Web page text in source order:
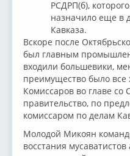
РСДРП(б),
назначило еще в
Кавказа.
Вскоре после
был главным
входили большевики,
преимущество было все
Комиссаров во главе
правительство, по
комиссаром по делам
Молодой Микоян
восстания